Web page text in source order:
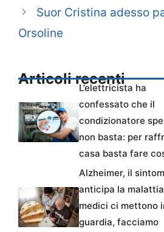
Suor Cristina adesso
Orsoline
Articoli recenti
L’elettricista ha
confessato che il
condizionatore
non basta: per
casa basta fare
Alzheimer, il
anticipa la
medici ci mettono
guardia, facciamo